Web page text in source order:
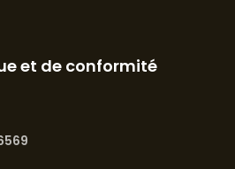
et de conformité